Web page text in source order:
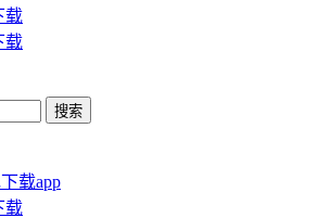
载
载
搜索
载app
载